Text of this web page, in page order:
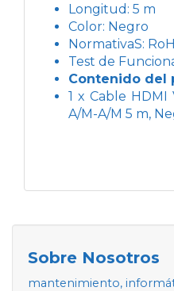
Longitud: 5 m
Color: Negro
NormativaS:
Test de
Contenido del
1 x Cable HDMI
A/M-A/M 5 m,
Sobre Nosotros
mantenimiento,